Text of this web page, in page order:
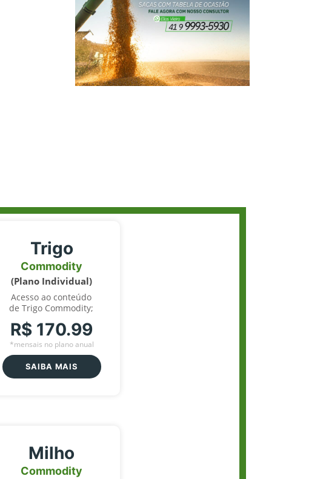
Trigo
Commodity
(Plano Individual)
Acesso ao conteúdo
de Trigo Commodity;
R$ 170.99
*mensais no plano anual
SAIBA MAIS
Milho
Commodity